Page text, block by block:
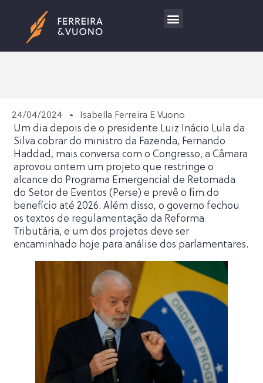
24/04/2024 Isabella Ferreira E Vuono
Um dia depois de o presidente Luiz Inácio Lula da
Silva cobrar do ministro da Fazenda, Fernando
Haddad, mais conversa com o Congresso, a Câmara
aprovou ontem um projeto que restringe o
alcance do Programa Emergencial de Retomada
do Setor de Eventos (Perse) e prevê o fim do
benefício até 2026. Além disso, o governo fechou
os textos de regulamentação da Reforma
Tributária, e um dos projetos deve ser
encaminhado hoje para análise dos parlamentares.